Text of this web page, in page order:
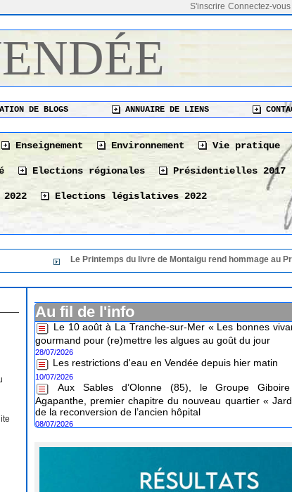
Connectez-vous
S'inscrire
DE BLOGS ANNUAIRE DE LIENS
Enseignement Environnement Vie pratique
Elections régionales Présidentielles 2017
Elections législatives 2022
Le Printemps du livre de Montaigu rend hommage au Président de sa
Au fil de l'info
36 éme édition
06/08/2026
Le 10 août à La Tranche-sur-Mer « Les bonnes
gourmand pour (re)mettre les algues au goût du jour
28/07/2026
Les restrictions d'eau en Vendée depuis hier matin
10/07/2026
Aux Sables d’Olonne (85), le Groupe
Agapanthe, premier chapitre du nouveau quartier «
de la reconversion de l’ancien hôpital
08/07/2026